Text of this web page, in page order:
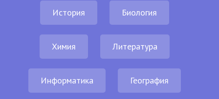
История Биология
Химия Литература
Информатика География